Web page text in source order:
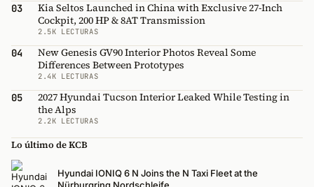
03
Kia Seltos Launched in China with Exclusive 27-Inch
Cockpit, 200 HP & 8AT Transmission
2.5K LECTURAS
04
New Genesis GV90 Interior Photos Reveal Some
Differences Between Prototypes
2.4K LECTURAS
05
2027 Hyundai Tucson Interior Leaked While Testing in
the Alps
2.2K LECTURAS
Lo último de KCB
Hyundai IONIQ 6 N Joins the N Taxi Fleet at the